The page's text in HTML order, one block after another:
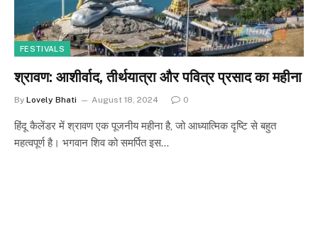
FESTIVALS
श्रावण: आशीर्वाद, तीर्थयात्रा और पवित्र प्रसाद का महीना
By Lovely Bhati August 18, 2024 0
हिंदू कैलेंडर में श्रावण एक पूजनीय महीना है, जो आध्यात्मिक दृष्टि से बहुत
महत्वपूर्ण है। भगवान शिव को समर्पित इस…